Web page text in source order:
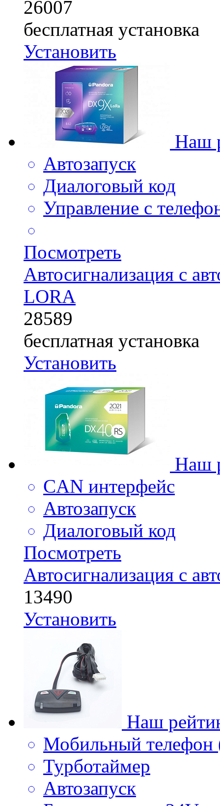
26007
бесплатная установка
Установить
Наш
Автозапуск
Диалоговый код
Управление с
Посмотреть
Автосигнализация с
LORA
28589
бесплатная установка
Установить
Наш
CAN интерфейс
Автозапуск
Диалоговый код
Посмотреть
Автосигнализация с
13490
Установить
Наш
Мобильный телефон
Турботаймер
Автозапуск